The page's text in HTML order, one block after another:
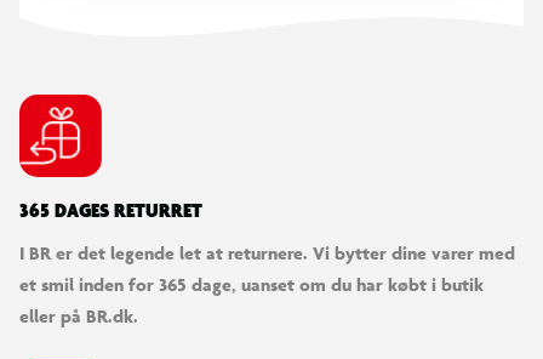
365 DAGES RETURRET
I BR er det legende let at returnere. Vi bytter dine varer med
et smil inden for 365 dage, uanset om du har købt i butik
eller på BR.dk.